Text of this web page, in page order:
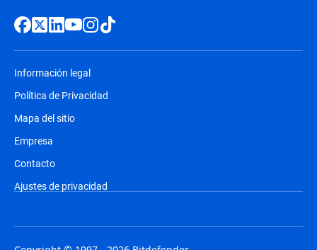
Información legal
Política de Privacidad
Mapa del sitio
Empresa
Contacto
Ajustes de privacidad